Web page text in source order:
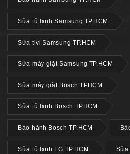
Sửa tủ lạnh Samsung TP.HCM
Sửa tivi Samsung TP.HCM
Sửa máy giặt Samsung TP.HCM
Sửa máy giặt Bosch TPHCM
Sửa tủ lạnh Bosch TPHCM
Bảo hành Bosch TP.HCM
Sửa tủ lạnh LG TP.HCM Sửa